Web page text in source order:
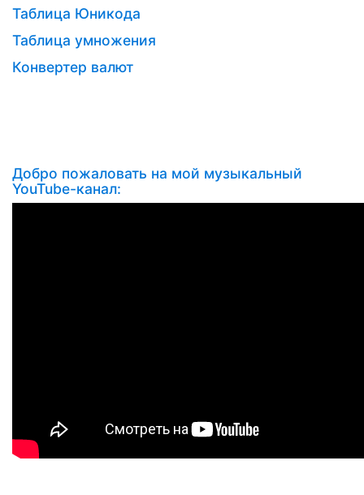
Таблица Юникода
Таблица умножения
Конвертер валют
Добро пожаловать на мой музыкальный
YouTube-канал: